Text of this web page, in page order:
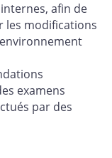
afin de
les modifications
examens
par des